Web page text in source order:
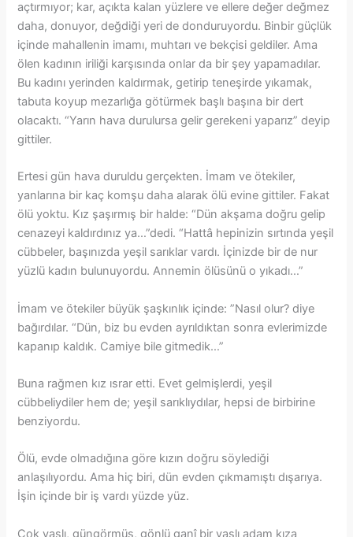
açtırmıyor; kar, açıkta kalan yüzlere ve ellere değer değmez
daha, donuyor, değdiği yeri de donduruyordu. Binbir güçlük
içinde mahallenin imamı, muhtarı ve bekçisi geldiler. Ama
ölen kadının iriliği karşısında onlar da bir şey yapamadılar.
Bu kadını yerinden kaldırmak, getirip teneşirde yıkamak,
tabuta koyup mezarlığa götürmek başlı başına bir dert
olacaktı. “Yarın hava durulursa gelir gerekeni yaparız” deyip
gittiler.
Ertesi gün hava duruldu gerçekten. İmam ve ötekiler,
yanlarına bir kaç komşu daha alarak ölü evine gittiler. Fakat
ölü yoktu. Kız şaşırmış bir halde: “Dün akşama doğru gelip
cenazeyi kaldırdınız ya…”dedi. “Hattâ hepinizin sırtında yeşil
cübbeler, başınızda yeşil sarıklar vardı. İçinizde bir de nur
yüzlü kadın bulunuyordu. Annemin ölüsünü o yıkadı…”
İmam ve ötekiler büyük şaşkınlık içinde: ”Nasıl olur? diye
bağırdılar. “Dün, biz bu evden ayrıldıktan sonra evlerimizde
kapanıp kaldık. Camiye bile gitmedik…”
Buna rağmen kız ısrar etti. Evet gelmişlerdi, yeşil
cübbeliydiler hem de; yeşil sarıklıydılar, hepsi de birbirine
benziyordu.
Ölü, evde olmadığına göre kızın doğru söylediği
anlaşılıyordu. Ama hiç biri, dün evden çıkmamıştı dışarıya.
İşin içinde bir iş vardı yüzde yüz.
Çok yaşlı, güngörmüş, gönlü ganî bir yaşlı adam kıza